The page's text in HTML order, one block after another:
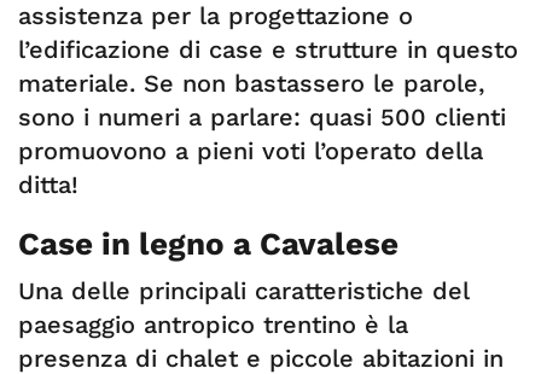
assistenza per la progettazione o
l’edificazione di case e strutture in questo
materiale. Se non bastassero le parole,
sono i numeri a parlare: quasi 500 clienti
promuovono a pieni voti l’operato della
ditta!
Case in legno a Cavalese
Una delle principali caratteristiche del
paesaggio antropico trentino è la
presenza di chalet e piccole abitazioni in